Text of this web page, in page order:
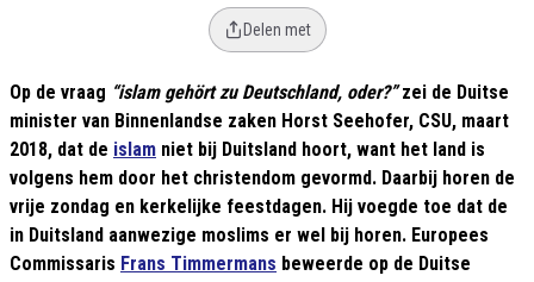
Delen met
Op de vraag “islam gehört zu Deutschland, oder?”zei de Duitse
minister van Binnenlandse zaken Horst Seehofer, CSU, maart
2018, dat de islam niet bij Duitsland hoort, want het land is
volgens hem door het christendom gevormd. Daarbij horen de
vrije zondag en kerkelijke feestdagen. Hij voegde toe dat de
in Duitsland aanwezige moslims er wel bij horen. Europees
Commissaris Frans Timmermans beweerde op de Duitse